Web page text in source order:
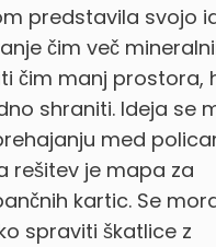
predstavila svojo
čim več
čim manj prostora,
shraniti. Ideja se
med
rešitev je mapa za
kartic. Se
spraviti škatlice z